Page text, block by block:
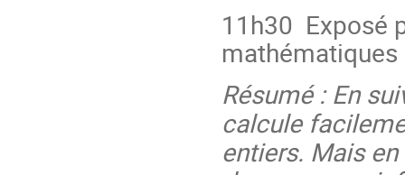
11h30 Exposé
Résumé : En
calcule
entiers. Mais